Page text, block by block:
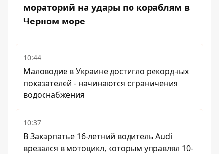
мораторий на удары по кораблям в
Черном море
10:44
Маловодие в Украине достигло рекордных
показателей - начинаются ограничения
водоснабжения
10:37
В Закарпатье 16-летний водитель Audi
врезался в мотоцикл, которым управлял 10-